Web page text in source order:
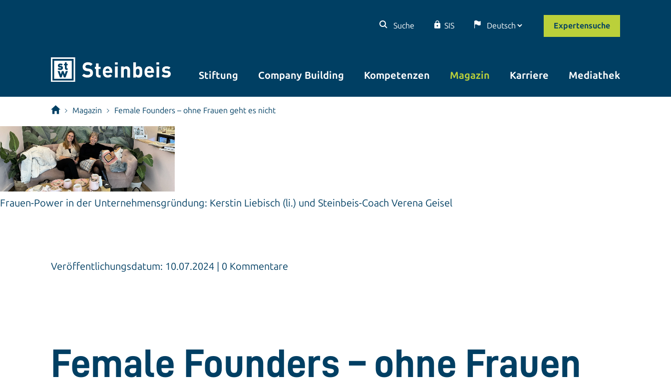
Suche SIS Expertensuche
Stiftung Company Building Kompetenzen Magazin Karriere Mediathek
Magazin Female Founders – ohne Frauen geht es nicht
Frauen-Power in der Unternehmensgründung: Kerstin Liebisch (li.) und Steinbeis-Coach Verena Geisel
Veröffentlichungsdatum: 10.07.2024 | 0 Kommentare
Female Founders – ohne Frauen